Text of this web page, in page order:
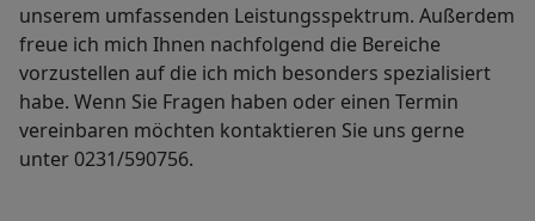
unserem umfassenden Leistungsspektrum. Außerdem
freue ich mich Ihnen nachfolgend die Bereiche
vorzustellen auf die ich mich besonders spezialisiert
habe. Wenn Sie Fragen haben oder einen Termin
vereinbaren möchten kontaktieren Sie uns gerne
unter 0231/590756.